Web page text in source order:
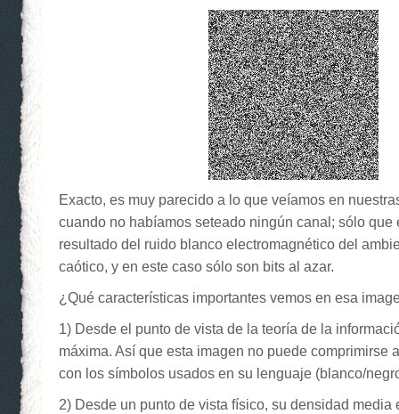
Exacto, es muy parecido a lo que veíamos en
cuando no habíamos seteado ningún canal; sólo que
resultado del ruido blanco electromagnético del
caótico, y en este caso sólo son bits al azar.
¿Qué características importantes vemos en esa
1) Desde el punto de vista de la teoría de la
máxima. Así que esta imagen no puede comprimirse
con los símbolos usados en su lenguaje (blanco/
2) Desde un punto de vista físico, su densidad media